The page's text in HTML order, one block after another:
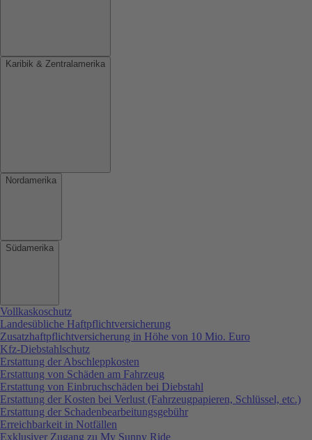
Karibik & Zentralamerika
Nordamerika
Südamerika
Vollkaskoschutz
Landesübliche Haftpflichtversicherung
Zusatzhaftpflichtversicherung in Höhe von 10 Mio. Euro
Kfz-Diebstahlschutz
Erstattung der Abschleppkosten
Erstattung von Schäden am Fahrzeug
Erstattung von Einbruchschäden bei Diebstahl
Erstattung der Kosten bei Verlust (Fahrzeugpapieren, Schlüssel, etc.)
Erstattung der Schadenbearbeitungsgebühr
Erreichbarkeit in Notfällen
Exklusiver Zugang zu My Sunny Ride